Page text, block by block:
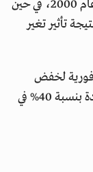
عدد الكوارث الطبيعية قد تضاعف تقريبًا منذ عام 2000، في حين
تأثير تغير
فورية لخفض
انبعاثات غازات الدفيئة، فقد يشهد العالم زيادة بنسبة 40% في